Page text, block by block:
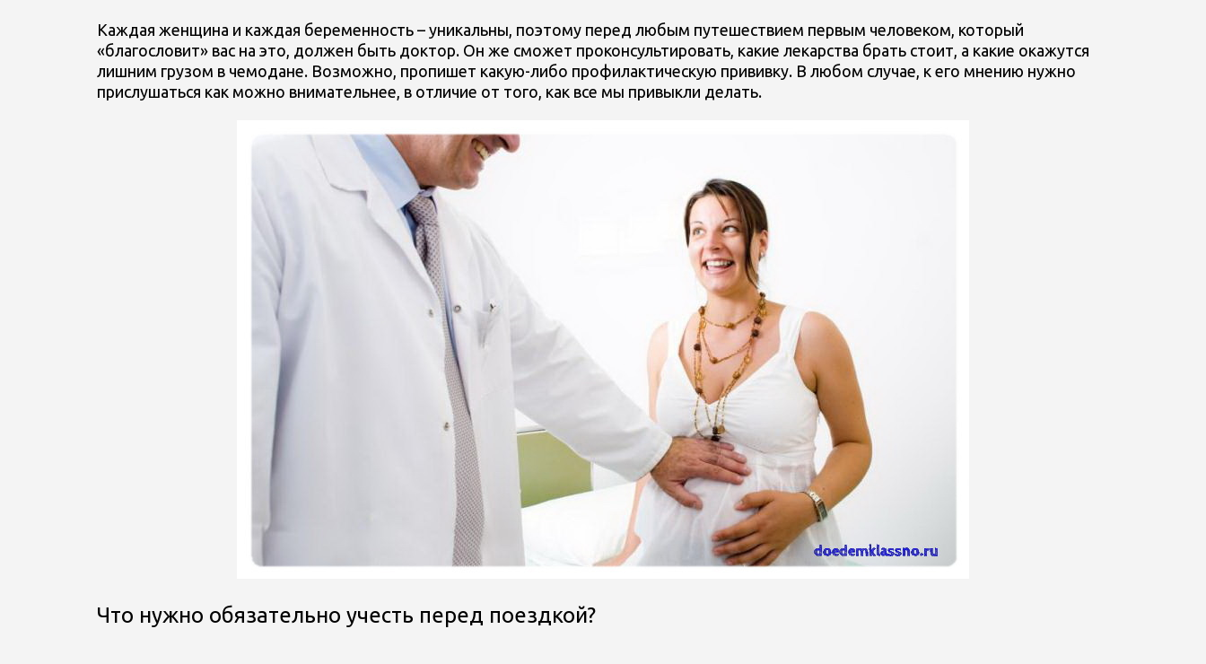
Каждая женщина и каждая беременность – уникальны, поэтому перед любым путешествием первым человеком, который
«благословит» вас на это, должен быть доктор. Он же сможет проконсультировать, какие лекарства брать стоит, а какие окажутся
лишним грузом в чемодане. Возможно, пропишет какую-либо профилактическую прививку. В любом случае, к его мнению нужно
прислушаться как можно внимательнее, в отличие от того, как все мы привыкли делать.
Что нужно обязательно учесть перед поездкой?